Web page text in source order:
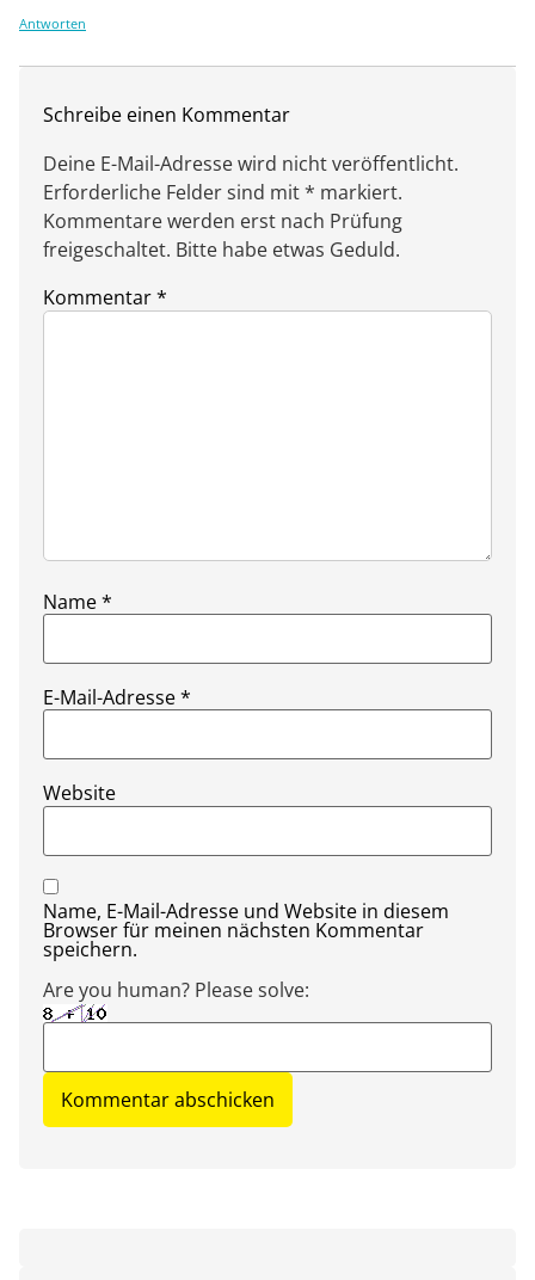
Antworten
Schreibe einen Kommentar
Deine E-Mail-Adresse wird nicht veröffentlicht.
Erforderliche Felder sind mit * markiert.
Kommentare werden erst nach Prüfung
freigeschaltet. Bitte habe etwas Geduld.
Kommentar*
Name*
E-Mail-Adresse*
Website
Name, E-Mail-Adresse und Website in diesem
Browser für meinen nächsten Kommentar
speichern.
Are you human? Please solve: